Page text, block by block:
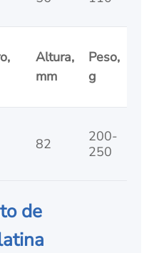
Altura,
mm
Peso,
g
82
200-
250
de